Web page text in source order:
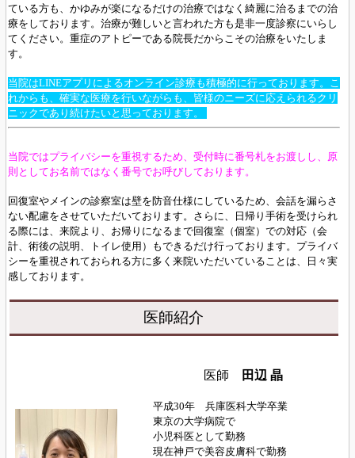
ている方も、かゆみが楽になるだけの治療ではなく綺麗に治るまでの治
療をしております。治療が難しいと言われた方も是非一度診察にいらし
てください。重症のアトピーである院長だからこその治療をいたしま
す。
当院はLINEアプリによるオンライン診療も積極的に行っております。こ
れからも、確実な医療を行いながらも、皆様のニーズに応えられるクリ
ニックであり続けたいと思っております。
当院ではプライバシーを重視するため、受付時に番号札をお渡しし、原
則としてお名前ではなく番号でお呼びしております。
回復室やメインの診察室は壁を防音仕様にしているため、会話を漏らさ
ない配慮をさせていただいております。さらに、日帰り手術を受けられ
る際には、来院より、お帰りになるまで回復室（個室）での対応（会
計、術後の説明、トイレ使用）もできるだけ行っております。プライバ
シーを重視されておられる方に多く来院いただいていることは、日々実
感しております。
医師紹介
医師 田辺 晶
平成30年 兵庫医科大学卒業
東京の大学病院で
小児科医として勤務
現在神戸で美容皮膚科で勤務